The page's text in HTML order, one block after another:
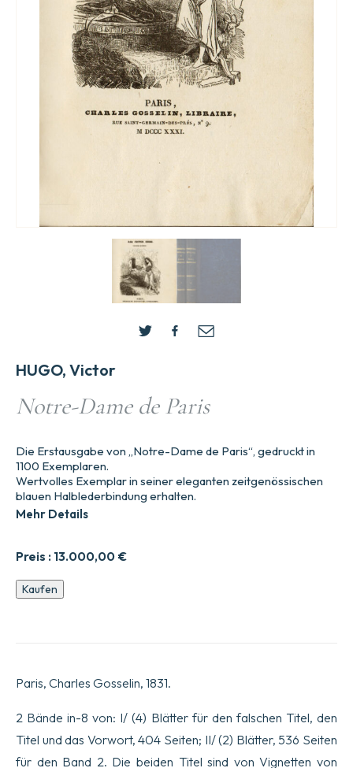
HUGO, Victor
Notre-Dame de Paris
Preis : 13.000,00 €
Die Erstausgabe von „Notre-Dame de Paris“, gedruckt in
1100 Exemplaren.
Wertvolles Exemplar in seiner eleganten zeitgenössischen
blauen Halblederbindung erhalten.
Mehr Details
Notre-
Dame
Kaufen
Paris, Charles Gosselin, 1831.
2 Bände in-8 von: I/ (4) Blätter für den falschen Titel, den
Titel und das Vorwort, 404 Seiten; II/ (2) Blätter, 536 Seiten
für den Band 2. Die beiden Titel sind von Vignetten von